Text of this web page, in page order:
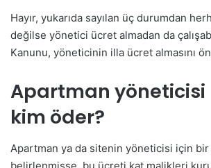
Hayır, yukarıda sayılan üç durumdan
değilse yönetici ücret almadan da
Kanunu, yöneticinin illa ücret almasını
Apartman yöneticisi
kim öder?
Apartman ya da sitenin yöneticisi için
belirlenmişse, bu ücreti kat malikleri